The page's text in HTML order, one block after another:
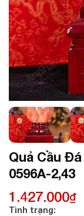
Quả Cầu
0596A-2,43
1.427.000₫
Tình trạng: